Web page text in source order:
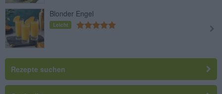
Blonder Engel
Leicht
Rezepte suchen